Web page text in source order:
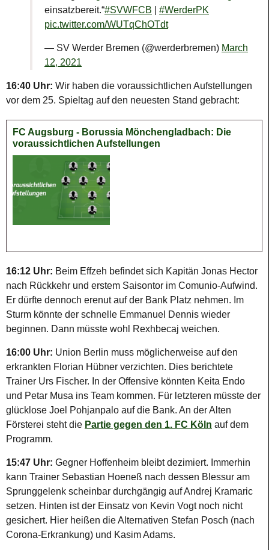
einsatzbereit.“#SVWFCB
#WerderPK
pic.twitter.com/WUTqChOTdt
— SV Werder Bremen (@werderbremen) March
12, 2021
16:40 Uhr: Wir haben die voraussichtlichen Aufstellungen
vor dem 25. Spieltag auf den neuesten Stand gebracht:
FC Augsburg - Borussia Mönchengladbach: Die
voraussichtlichen Aufstellungen
16:12 Uhr: Beim Effzeh befindet sich Kapitän Jonas Hector
nach Rückkehr und erstem Saisontor im Comunio-Aufwind.
Er dürfte dennoch erenut auf der Bank Platz nehmen. Im
Sturm könnte der schnelle Emmanuel Dennis wieder
beginnen. Dann müsste wohl Rexhbecaj weichen.
16:00 Uhr: Union Berlin muss möglicherweise auf den
erkrankten Florian Hübner verzichten. Dies berichtete
Trainer Urs Fischer. In der Offensive könnten Keita Endo
und Petar Musa ins Team kommen. Für letzteren müsste der
glücklose Joel Pohjanpalo auf die Bank. An der Alten
Försterei steht die Partie gegen den 1. FC Köln auf dem
Programm.
15:47 Uhr: Gegner Hoffenheim bleibt dezimiert. Immerhin
kann Trainer Sebastian Hoeneß nach dessen Blessur am
Sprunggelenk scheinbar durchgängig auf Andrej Kramaric
setzen. Hinten ist der Einsatz von Kevin Vogt noch nicht
gesichert. Hier heißen die Alternativen Stefan Posch (nach
Corona-Erkrankung) und Kasim Adams.